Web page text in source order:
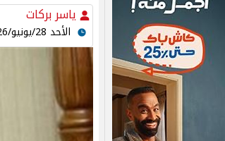
ياسر بركات
الأحد 28/يونيو/2026 - 05:48 م